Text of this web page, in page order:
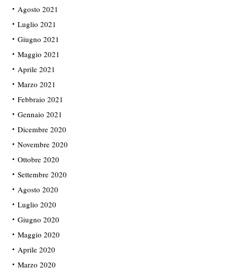
Agosto 2021
Luglio 2021
Giugno 2021
Maggio 2021
Aprile 2021
Marzo 2021
Febbraio 2021
Gennaio 2021
Dicembre 2020
Novembre 2020
Ottobre 2020
Settembre 2020
Agosto 2020
Luglio 2020
Giugno 2020
Maggio 2020
Aprile 2020
Marzo 2020